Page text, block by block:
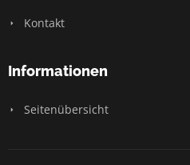
Kontakt
Informationen
Seitenübersicht